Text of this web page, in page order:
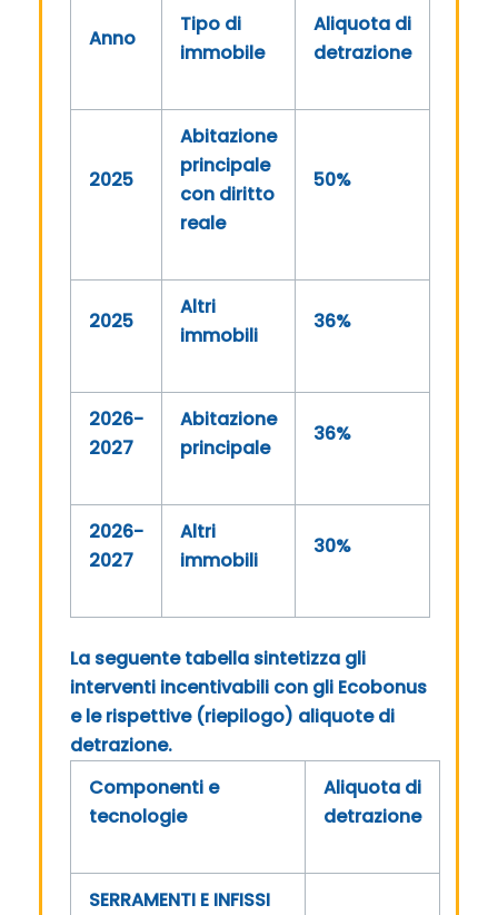
Anno
Tipo di
immobile
Aliquota di
detrazione
2025
Abitazione
principale
con diritto
reale
50%
2025
Altri
immobili
36%
2026-
2027
Abitazione
principale
36%
2026-
2027
Altri
immobili
30%
La seguente tabella sintetizza gli
interventi incentivabili con gli Ecobonus
e le rispettive (riepilogo) aliquote di
detrazione.
Componenti e
tecnologie
Aliquota di
detrazione
SERRAMENTI E INFISSI